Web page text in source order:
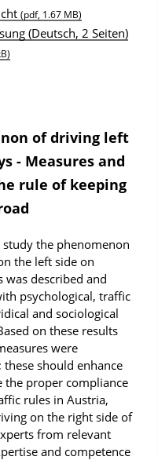
(pdf, 1.67 MB)
(Deutsch, 2 Seiten)
of driving left
- Measures and
rule of keeping
the phenomenon
the left side on
was described and
psychological, traffic
and sociological
on these results
were
these should enhance
the proper compliance
rules in Austria,
on the right side of
from relevant
and competence